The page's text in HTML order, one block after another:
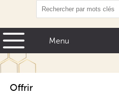
Offrir